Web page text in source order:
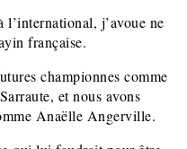
j’avoue ne
française.
championnes comme
et nous avons
Anaëlle Angerville.